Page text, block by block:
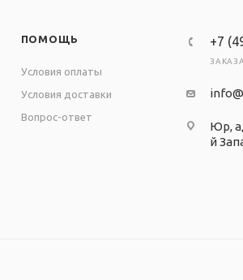
ПОМОЩЬ
Условия оплаты
Условия доставки
Вопрос-ответ
+7
Юр,
й